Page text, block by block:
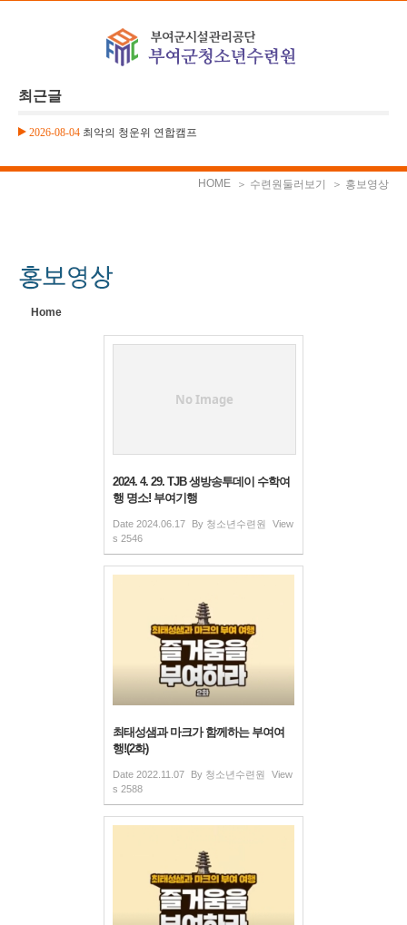
최근글
2026-08-04 최악의 청운위 연합캠프
HOME ＞ 수련원둘러보기 ＞ 홍보영상
Home
No Image
2024. 4. 29. TJB 생방송투데이 수학여
행 명소! 부여기행
Date 2024.06.17 By 청소년수련원
View
s 2546
최태성샘과 마크가 함께하는 부여여
행!(2화)
Date 2022.11.07 By 청소년수련원
View
s 2588
Sketchbook5, 스케치북5
Sketchbook5, 스케치북5